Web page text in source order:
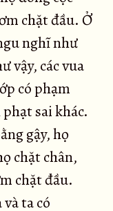
chặt đầu. Ở
nghĩ như
vậy, các vua
có phạm
sai khác.
gậy, họ
chặt chân,
chặt đầu.
ta có